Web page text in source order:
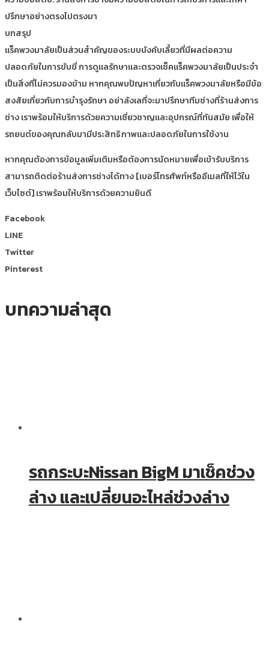
ปรึกษาอย่างตรงไปตรงมา
บทสรุป
แร็คพวงมาลัยเป็นส่วนสำคัญของระบบบังคับเลี้ยวที่มีผลต่อความ
ปลอดภัยในการขับขี่ การดูแลรักษาและตรวจเช็คแร็คพวงมาลัยเป็นประจำ
เป็นสิ่งที่ไม่ควรมองข้าม หากคุณพบปัญหาเกี่ยวกับแร็คพวงมาลัยหรือมีข้อ
สงสัยเกี่ยวกับการบำรุงรักษา อย่าลังเลที่จะมาปรึกษาทีมช่างที่ร้านส่งการ
ช่าง เราพร้อมให้บริการด้วยความเชี่ยวชาญและอุปกรณ์ที่ทันสมัย เพื่อให้
รถยนต์ของคุณกลับมามีประสิทธิภาพและปลอดภัยในการใช้งาน
หากคุณต้องการข้อมูลเพิ่มเติมหรือต้องการนัดหมายเพื่อเข้ารับบริการ
สามารถติดต่อร้านส่งการช่างได้ทาง [เบอร์โทรศัพท์หรืออีเมลที่ให้ไว้ใน
เว็บไซต์] เราพร้อมให้บริการด้วยความยินดี
Facebook
LINE
Twitter
Pinterest
บทความล่าสุด
รถกระบะNissan BigM มาเช็คช่วง
ล่าง และเปลี่ยนอะไหล่ช่วงล่าง